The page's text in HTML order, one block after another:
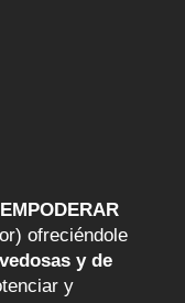
EMPODERAR
ofreciéndole
y de
y